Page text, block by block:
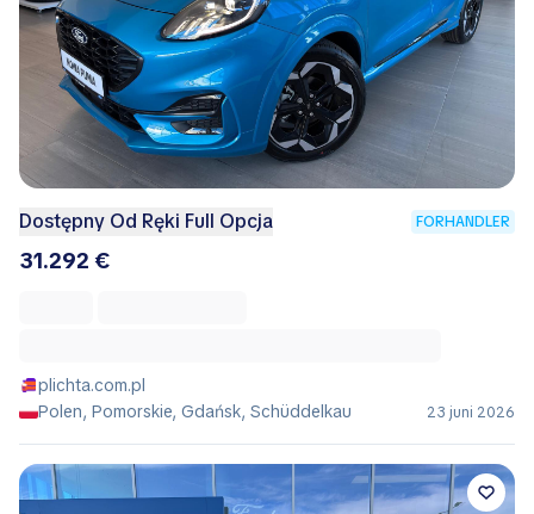
Dostępny Od Ręki Full Opcja FORHANDLER
31.292 €
plichta.com.pl
Polen, Pomorskie, Gdańsk, Schüddelkau
23 juni 2026